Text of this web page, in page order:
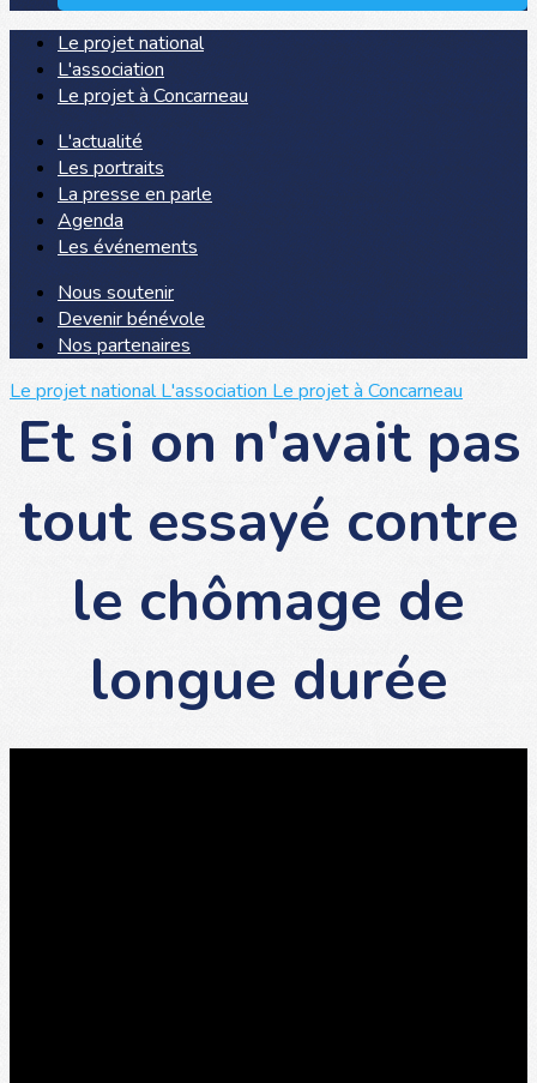
Le projet national
L'association
Le projet à Concarneau
L'actualité
Les portraits
La presse en parle
Agenda
Les événements
Nous soutenir
Devenir bénévole
Nos partenaires
Le projet nationalL'association Le projet à Concarneau
Et si on n'avait pas
tout essayé contre
le chômage de
longue durée